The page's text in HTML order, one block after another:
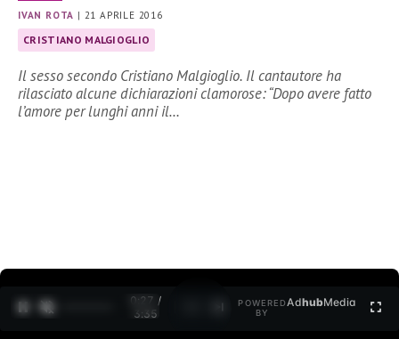
IVAN ROTA | 21 APRILE 2016
CRISTIANO MALGIOGLIO
Il sesso secondo Cristiano Malgioglio. Il cantautore ha
rilasciato alcune dichiarazioni clamorose: “Dopo avere fatto
l’amore per lunghi anni il…
0:27 /
3:35
POWERED
BY
AdhubMedia